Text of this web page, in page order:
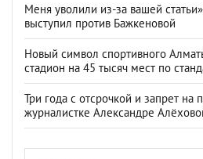
Меня уволили из-за вашей
выступил против Бажкеновой
Новый символ спортивного
стадион на 45 тысяч мест по
Три года с отсрочкой и запрет на
журналистке Александре